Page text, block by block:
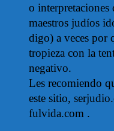
o interpretaciones
maestros judíos
digo) a veces por
tropieza con la
negativo.
Les recomiendo
este sitio,
fulvida.com .